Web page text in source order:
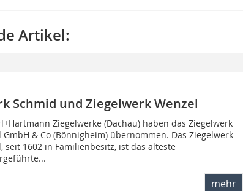
Artikel:
Schmid und Ziegelwerk Wenzel
Ziegelwerke (Dachau) haben das Ziegelwerk
GmbH & Co (Bönnigheim) übernommen. Das Ziegelwerk
seit 1602 in Familienbesitz, ist das älteste
mehr